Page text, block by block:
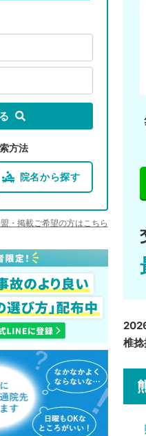
方法
院名から探す
・掲載ご希望の方はこちら
椎